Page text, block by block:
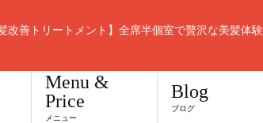
善トリートメント】全席半個室で贅沢な美髪体験
Menu &
Price
メニュー
Blog
ブログ